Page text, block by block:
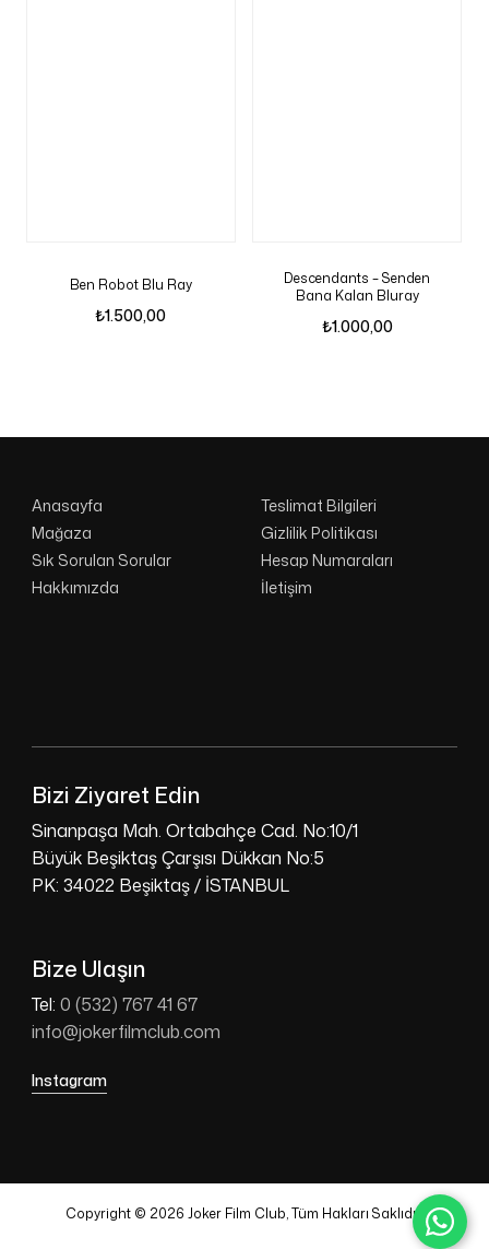
Ben Robot Blu Ray
₺1.500,00
Descendants – Senden
Bana Kalan Bluray
₺1.000,00
Bizi Ziyaret Edin
Sinanpaşa Mah. Ortabahçe Cad. No:10/1
Büyük Beşiktaş Çarşısı Dükkan No:5
PK: 34022 Beşiktaş / İSTANBUL
Bize Ulaşın
Tel: 0 (532) 767 41 67
info@jokerfilmclub.com
Instagram
Anasayfa
Mağaza
Sık Sorulan Sorular
Hakkımızda
Teslimat Bilgileri
Gizlilik Politikası
Hesap Numaraları
İletişim
Copyright © 2026 Joker Film Club, Tüm Hakları Saklıdır.